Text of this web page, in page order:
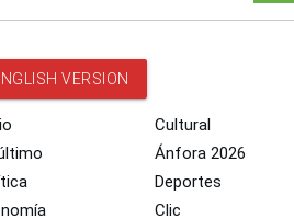
VERSION
Cultural
Ánfora 2026
Deportes
Clic